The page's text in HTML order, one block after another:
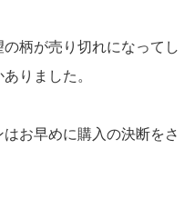
柄が売り切れになってし
りました。
お早めに購入の決断をさ